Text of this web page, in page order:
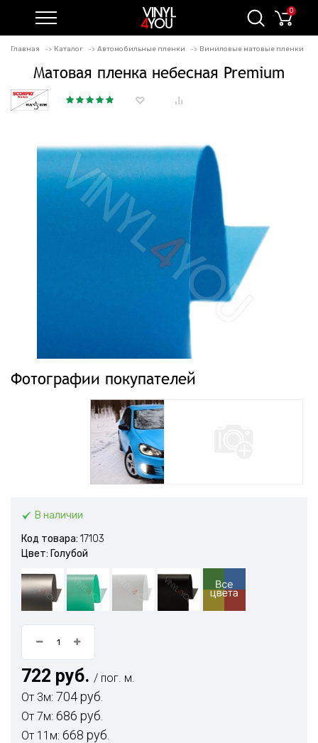
0
Главная Каталог Автомобильные пленки Виниловые матовые пленки
Матовая пленка небесная Premium
Фотографии покупателей
В наличии
Код товара: 17103
Цвет: Голубой
722 руб. / пог. м.
От 3м: 704 руб.
От 7м: 686 руб.
От 11м: 668 руб.